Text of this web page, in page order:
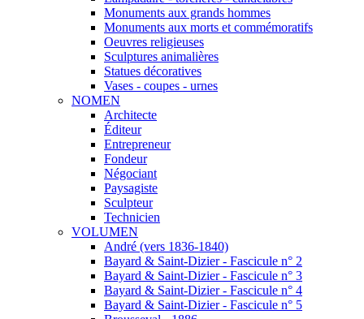
Monuments aux grands hommes
Monuments aux morts et commémoratifs
Oeuvres religieuses
Sculptures animalières
Statues décoratives
Vases - coupes - urnes
NOMEN
Architecte
Éditeur
Entrepreneur
Fondeur
Négociant
Paysagiste
Sculpteur
Technicien
VOLUMEN
André (vers 1836-1840)
Bayard & Saint-Dizier - Fascicule n° 2
Bayard & Saint-Dizier - Fascicule n° 3
Bayard & Saint-Dizier - Fascicule n° 4
Bayard & Saint-Dizier - Fascicule n° 5